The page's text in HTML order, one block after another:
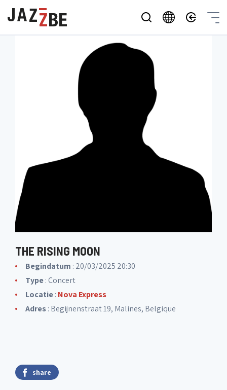
THE RISING MOON
Begindatum : 20/03/2025 20:30
Type: Concert
Locatie: Nova Express
Adres: Begijnenstraat 19, Malines, Belgique
share